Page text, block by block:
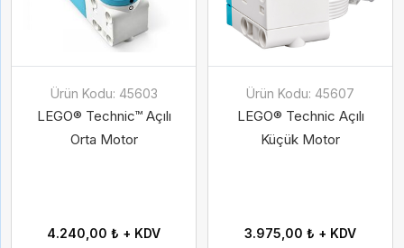
Ürün Kodu: 45603
LEGO® Technic™ Açılı
Orta Motor
4.240,00 ₺ + KDV
Ürün Kodu: 45607
LEGO® Technic Açılı
Küçük Motor
3.975,00 ₺ + KDV